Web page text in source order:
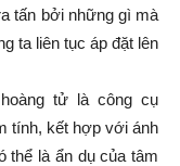
tấn bởi những gì mà
ta liên tục áp đặt lên
tử là công cụ
tính, kết hợp với ánh
thể là ẩn dụ của tâm